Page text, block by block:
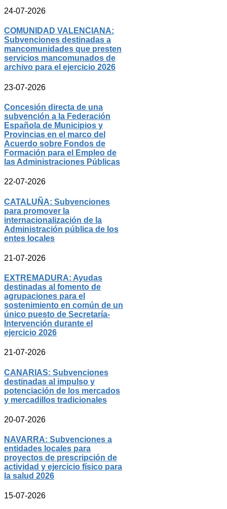
24-07-2026
COMUNIDAD VALENCIANA:
Subvenciones destinadas a
mancomunidades que presten
servicios mancomunados de
archivo para el ejercicio 2026
23-07-2026
Concesión directa de una
subvención a la Federación
Española de Municipios y
Provincias en el marco del
Acuerdo sobre Fondos de
Formación para el Empleo de
las Administraciones Públicas
22-07-2026
CATALUÑA: Subvenciones
para promover la
internacionalización de la
Administración pública de los
entes locales
21-07-2026
EXTREMADURA: Ayudas
destinadas al fomento de
agrupaciones para el
sostenimiento en común de un
único puesto de Secretaría-
Intervención durante el
ejercicio 2026
21-07-2026
CANARIAS: Subvenciones
destinadas al impulso y
potenciación de los mercados
y mercadillos tradicionales
20-07-2026
NAVARRA: Subvenciones a
entidades locales para
proyectos de prescripción de
actividad y ejercicio físico para
la salud 2026
15-07-2026